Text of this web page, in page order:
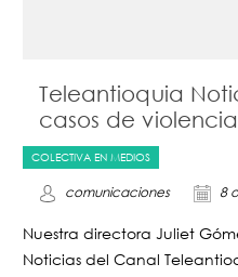
Teleantioquia
casos de
COLECTIVA EN MEDIOS
comunicaciones 8
Nuestra directora Juliet
Noticias del Canal